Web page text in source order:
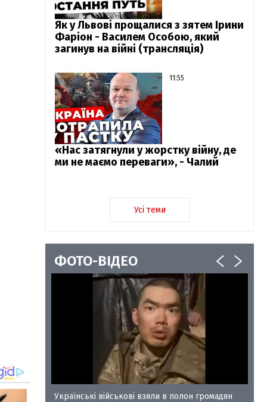
Як у Львові прощалися з зятем Ірини
Фаріон - Василем Особою, який
загинув на війні (трансляція)
11:55
«Нас затягнули у жорстку війну, де
ми не маємо переваги», - Чалий
Усі теми
ФОТО-ВІДЕО
35
Українські військові взяли в полон громадян